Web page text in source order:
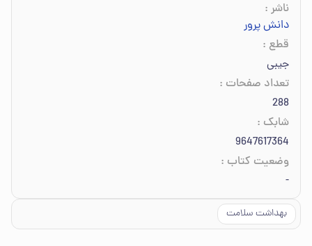
ناشر :
دانش پرور
قطع :
جیبی
تعداد صفحات :
288
شابک :
9647617364
وضعیت کتاب :
-
بهداشت سلامت